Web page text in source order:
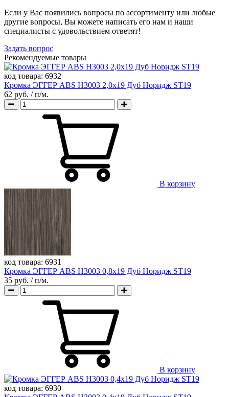
Если у Вас появились вопросы по ассортименту или любые
другие вопросы, Вы можете написать его нам и наши
специалисты с удовольствием ответят!
Задать вопрос
Рекомендуемые товары
код товара: 6932
Кромка ЭГГЕР ABS H3003 2,0х19 Дуб Норидж ST19
62 руб. / п/м.
В корзину
код товара: 6931
Кромка ЭГГЕР ABS H3003 0,8х19 Дуб Норидж ST19
35 руб. / п/м.
В корзину
код товара: 6930